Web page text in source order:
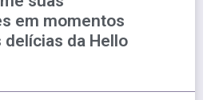
em momentos
da Hello